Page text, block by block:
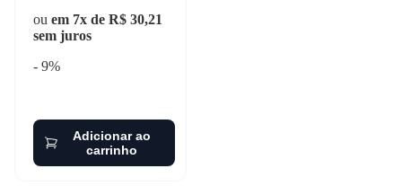
ou em 7x de R$ 30,21
sem juros
- 9%
Adicionar ao
carrinho